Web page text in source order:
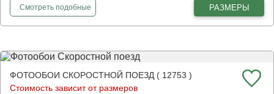
Смотретьфотообои
подобные РАЗМЕРЫ
ФОТООБОИ СКОРОСТНОЙ ПОЕЗД ( 12753 )
Стоимость зависит от размеров